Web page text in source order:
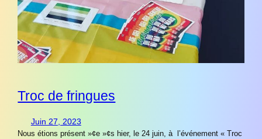
Troc de fringues
Juin 27, 2023
Nous étions présent »¢e »¢s hier, le 24 juin, à l’événement « Troc